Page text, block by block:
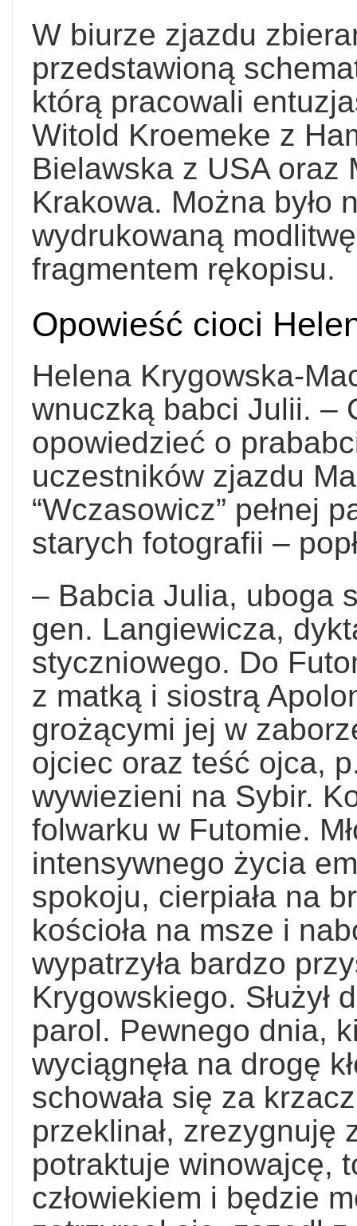
W biurze zjazdu
przedstawioną
którą pracowali
Witold Kroemeke z
Bielawska z USA oraz
Krakowa. Można było
wydrukowaną
fragmentem rękopisu.
Opowieść cioci
Helena Krygowska-
wnuczką babci Julii. –
opowiedzieć o
uczestników zjazdu
“Wczasowicz” pełnej
starych fotografii –
– Babcia Julia, uboga
gen. Langiewicza,
styczniowego. Do
z matką i siostrą
grożącymi jej w
ojciec oraz teść ojca,
wywiezieni na Sybir.
folwarku w Futomie.
intensywnego życia
spokoju, cierpiała na
kościoła na msze i
wypatrzyła bardzo
Krygowskiego. Służył
parol. Pewnego dnia,
wyciągnęła na drogę
schowała się za
przeklinał, zrezygnuję
potraktuje winowajcę,
człowiekiem i będzie